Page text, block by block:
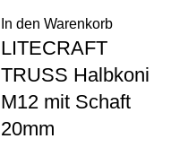
In den Warenkorb
LITECRAFT
TRUSS Halbkoni
M12 mit Schaft
20mm